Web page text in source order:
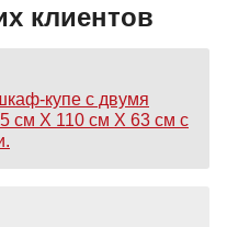
клиентов
купе с двумя
см Х 110 см Х 63 см с